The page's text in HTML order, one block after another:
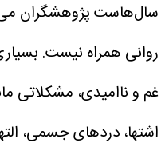
سال‌هاست پژوهشگران
روانی همراه نیست.
غم و ناامیدی، مشکلاتی
اشتها، دردهای جسمی،